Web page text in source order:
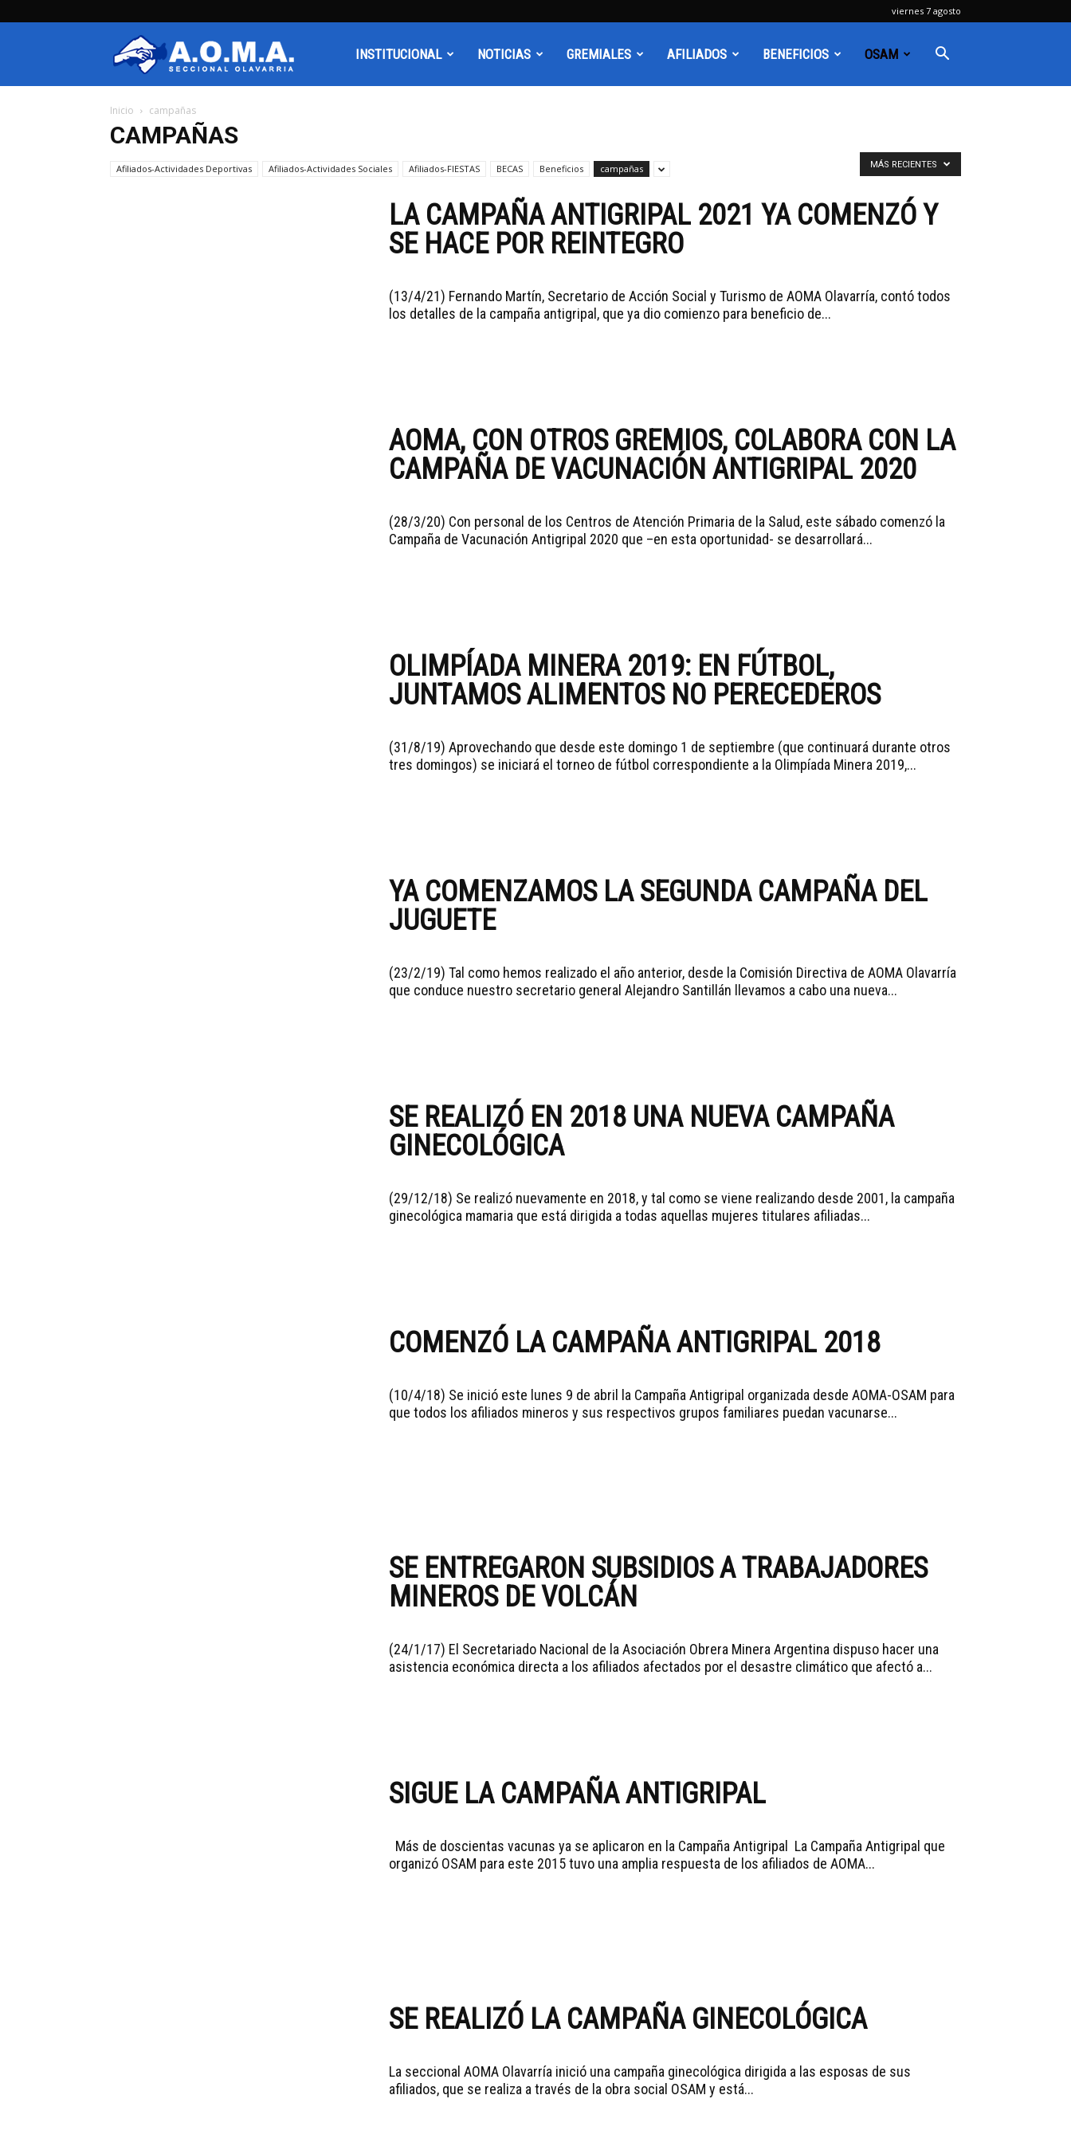
viernes 7 agosto
INSTITUCIONAL NOTICIAS GREMIALES AFILIADOS BENEFICIOS OSAM
Inicio campañas
CAMPAÑAS
Afiliados-Actividades Deportivas Afiliados-Actividades Sociales Afiliados-FIESTAS BECAS Beneficios campañas MÁS RECIENTES
LA CAMPAÑA ANTIGRIPAL 2021 YA COMENZÓ Y
SE HACE POR REINTEGRO
(13/4/21) Fernando Martín, Secretario de Acción Social y Turismo de AOMA Olavarría, contó todos
los detalles de la campaña antigripal, que ya dio comienzo para beneficio de...
AOMA, CON OTROS GREMIOS, COLABORA CON LA
CAMPAÑA DE VACUNACIÓN ANTIGRIPAL 2020
(28/3/20) Con personal de los Centros de Atención Primaria de la Salud, este sábado comenzó la
Campaña de Vacunación Antigripal 2020 que –en esta oportunidad- se desarrollará...
OLIMPÍADA MINERA 2019: EN FÚTBOL,
JUNTAMOS ALIMENTOS NO PERECEDEROS
(31/8/19) Aprovechando que desde este domingo 1 de septiembre (que continuará durante otros
tres domingos) se iniciará el torneo de fútbol correspondiente a la Olimpíada Minera 2019,...
YA COMENZAMOS LA SEGUNDA CAMPAÑA DEL
JUGUETE
(23/2/19) Tal como hemos realizado el año anterior, desde la Comisión Directiva de AOMA Olavarría
que conduce nuestro secretario general Alejandro Santillán llevamos a cabo una nueva...
SE REALIZÓ EN 2018 UNA NUEVA CAMPAÑA
GINECOLÓGICA
(29/12/18) Se realizó nuevamente en 2018, y tal como se viene realizando desde 2001, la campaña
ginecológica mamaria que está dirigida a todas aquellas mujeres titulares afiliadas...
COMENZÓ LA CAMPAÑA ANTIGRIPAL 2018
(10/4/18) Se inició este lunes 9 de abril la Campaña Antigripal organizada desde AOMA-OSAM para
que todos los afiliados mineros y sus respectivos grupos familiares puedan vacunarse...
SE ENTREGARON SUBSIDIOS A TRABAJADORES
MINEROS DE VOLCÁN
(24/1/17) El Secretariado Nacional de la Asociación Obrera Minera Argentina dispuso hacer una
asistencia económica directa a los afiliados afectados por el desastre climático que afectó a...
SIGUE LA CAMPAÑA ANTIGRIPAL
Más de doscientas vacunas ya se aplicaron en la Campaña Antigripal La Campaña Antigripal que
organizó OSAM para este 2015 tuvo una amplia respuesta de los afiliados de AOMA...
SE REALIZÓ LA CAMPAÑA GINECOLÓGICA
La seccional AOMA Olavarría inició una campaña ginecológica dirigida a las esposas de sus
afiliados, que se realiza a través de la obra social OSAM y está...